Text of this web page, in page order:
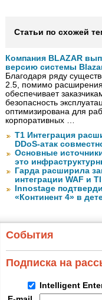
Статьи по схожей
Компания BLAZAR
версию системы
Благодаря ряду
2.5, помимо
обеспечивает
безопасность
оптимизирована для
корпоративных …
Т1 Интеграция
DDoS-атак
Основные
это
Гарда расширила
интеграции WAF и
Innostage
«Континент 4» в
События
Подписка на
Intelligent